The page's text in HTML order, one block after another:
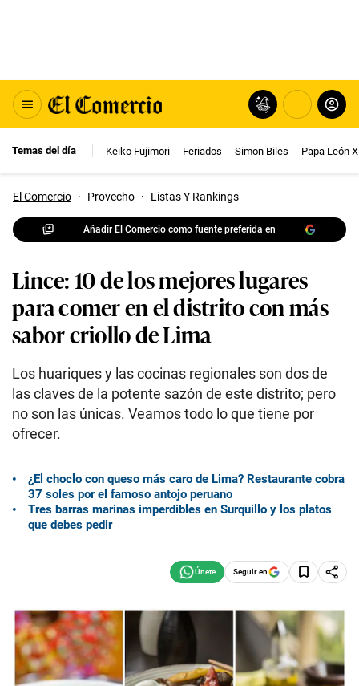
Temas del día Keiko Fujimori Feriados Simon Biles Papa León
El Comercio · Provecho · Listas Y Rankings
Añadir El Comercio como fuente preferida en
Lince: 10 de los mejores lugares
para comer en el distrito con más
sabor criollo de Lima
Los huariques y las cocinas regionales son dos de
las claves de la potente sazón de este distrito; pero
no son las únicas. Veamos todo lo que tiene por
ofrecer.
¿El choclo con queso más caro de Lima? Restaurante cobra
37 soles por el famoso antojo peruano
Tres barras marinas imperdibles en Surquillo y los platos
que debes pedir
Seguir en